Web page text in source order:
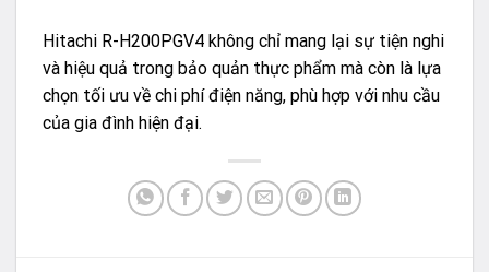
Hitachi R-H200PGV4 không chỉ mang lại sự tiện nghi
và hiệu quả trong bảo quản thực phẩm mà còn là lựa
chọn tối ưu về chi phí điện năng, phù hợp với nhu cầu
của gia đình hiện đại.